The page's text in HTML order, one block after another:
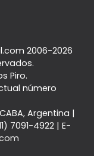
2006-2026
Piro.
número
CABA, Argentina |
7091-4922| E-